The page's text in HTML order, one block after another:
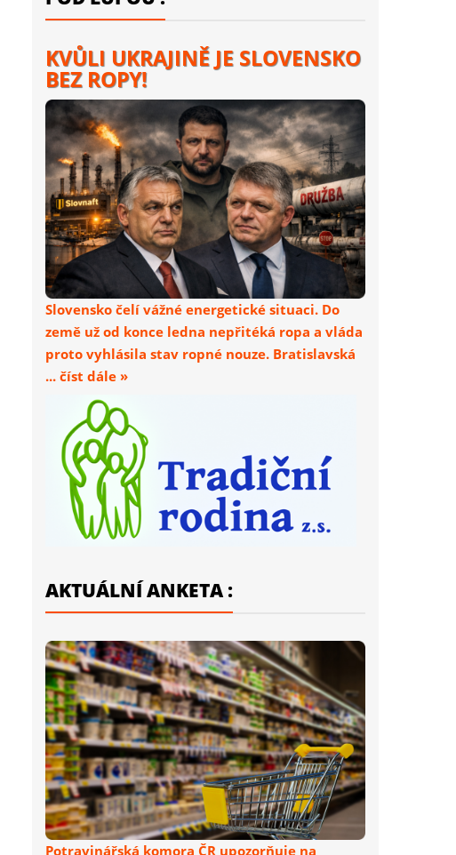
KVŮLI UKRAJINĚ JE SLOVENSKO
BEZ ROPY!
Slovensko čelí vážné energetické situaci. Do
země už od konce ledna nepřitéká ropa a vláda
proto vyhlásila stav ropné nouze. Bratislavská
... číst dále »
AKTUÁLNÍ ANKETA :
Potravinářská komora ČR upozorňuje na